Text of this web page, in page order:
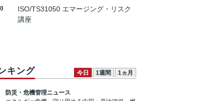
ISO/TS31050 エマージング・リスク
講座
キング 今日 1週間 1ヵ月
防災・危機管理ニュース